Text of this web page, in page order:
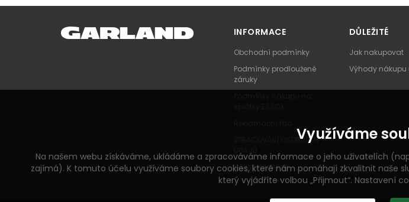
PŘIDAT DO KOŠÍKU
VYPRODÁNO
PŘIDAT DO KOŠÍKU
INFORMACE
Obchodní podmínky
Podmínky prodloužené
záruky
ZPRACOVÁNÍ OSOBNÍCH
Whistleblowing
DŮLEŽITÉ
Jak nakupovat
Výhody nákupu
Využíváme
Na našem webu získáváme, ukládáme a zpracováváme informace o jeho uživatelích
zajímá). K tomuto účelu využíváme soubory cookies, které nám pomáhají zkvalitnit naše
který vyjádříte volbou „Přijmout“. Nastavení